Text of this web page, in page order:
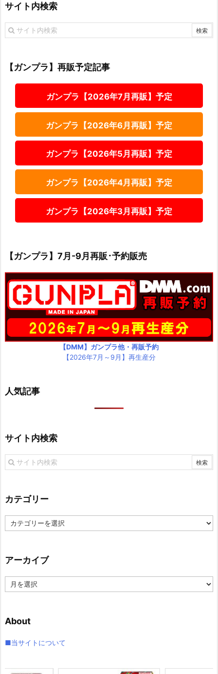
サイト内検索
【ガンプラ】再販予定記事
ガンプラ【2026年7月再販】予定
ガンプラ【2026年6月再販】予定
ガンプラ【2026年5月再販】予定
ガンプラ【2026年4月再販】予定
ガンプラ【2026年3月再販】予定
【ガンプラ】7月-9月再販･予約販売
【DMM】ガンプラ他・再販予約
【2026年7月～9月】再生産分
人気記事
サイト内検索
カテゴリー
カ
テ
ー
アーカイブ
ー
ブ
About
■当サイトについて